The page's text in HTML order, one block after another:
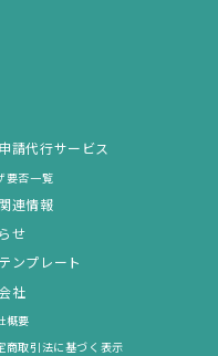
請代行サービス
要否一覧
連情報
せ
ンプレート
社
概要
商取引法に基づく表示